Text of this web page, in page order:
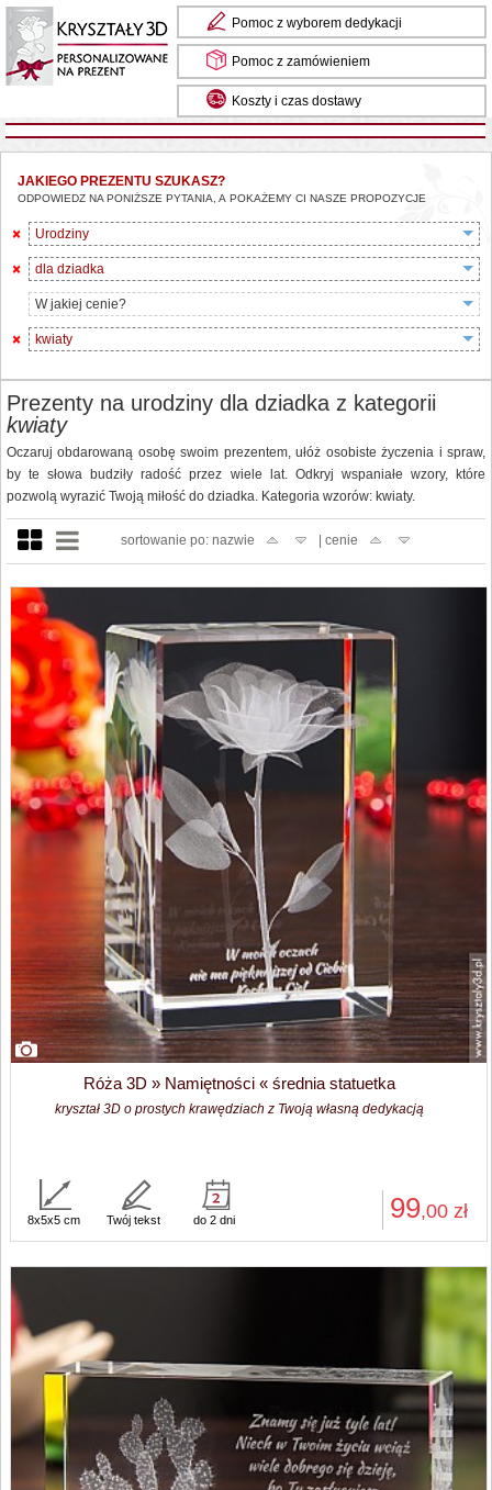
Pomoc z wyborem dedykacji
Pomoc z zamówieniem
Koszty i czas dostawy
JAKIEGO PREZENTU SZUKASZ?
ODPOWIEDZ NA PONIŻSZE PYTANIA, A POKAŻEMY CI NASZE PROPOZYCJE
Urodziny
dla dziadka
W jakiej cenie?
kwiaty
Prezenty na urodziny dla dziadka z kategorii
kwiaty
Oczaruj obdarowaną osobę swoim prezentem, ułóż osobiste życzenia i spraw,
by te słowa budziły radość przez wiele lat. Odkryj wspaniałe wzory, które
pozwolą wyrazić Twoją miłość do dziadka. Kategoria wzorów: kwiaty.
sortowanie po: nazwie | cenie
Róża 3D » Namiętności « średnia statuetka
kryształ 3D o prostych krawędziach z Twoją własną dedykacją
99,00 zł
8x5x5 cm Twój tekst do 2 dni